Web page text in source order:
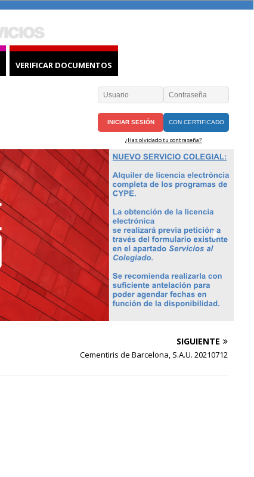
VERIFICAR DOCUMENTOS
CON CERTIFICADO
¿Has olvidado tu contraseña?
SIGUIENTE
Cementiris de Barcelona, S.A.U. 20210712